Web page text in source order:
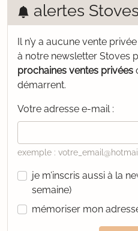
alertes Stoves
Il n’y a aucune vente
à notre newsletter Stoves
prochaines ventes privées
démarrent.
Votre adresse e-mail :
exemple :
je m’inscris aussi à la
semaine)
mémoriser mon